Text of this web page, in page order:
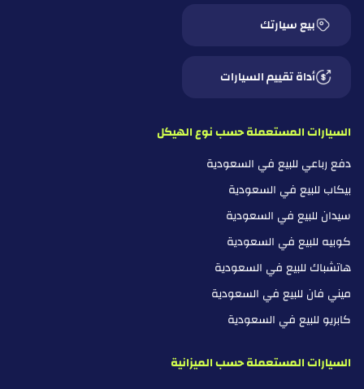
بيع سيارتك
أداة تقييم السيارات
السيارات المستعملة حسب نوع الهيكل
دفع رباعي للبيع في السعودية
بيكاب للبيع في السعودية
سيدان للبيع في السعودية
كوبيه للبيع في السعودية
هاتشباك للبيع في السعودية
ميني فان للبيع في السعودية
كابريو للبيع في السعودية
السيارات المستعملة حسب الميزانية